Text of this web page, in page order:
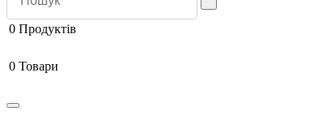
0 Продуктів
0 Товари